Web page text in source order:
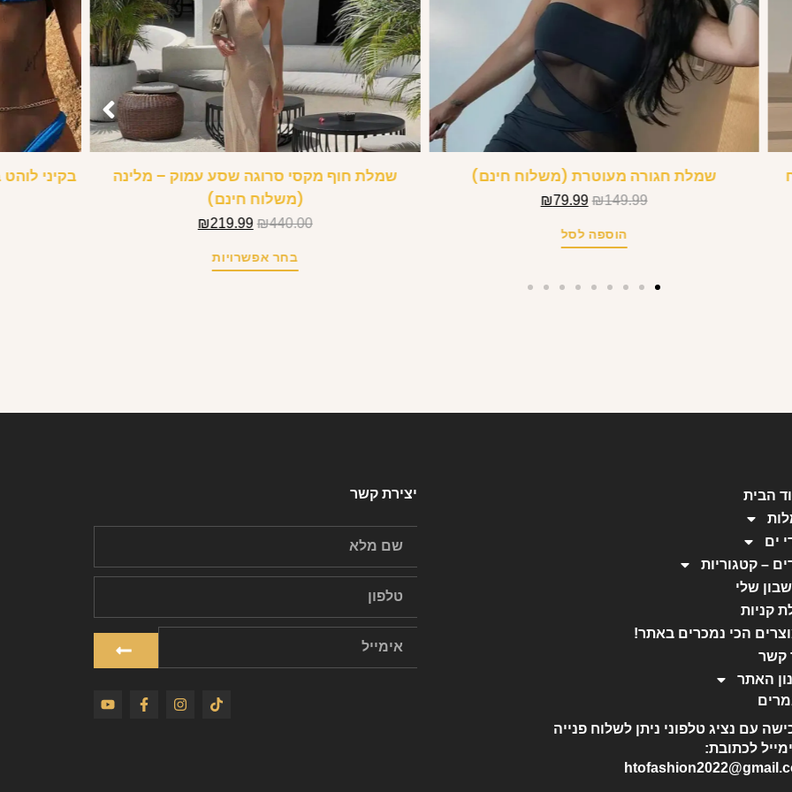
שמלת חגורה מעוטרת (משלוח חינם)
₪149.99
₪79.99
הוספה לסל
שמלת חוף מקסי סרוגה שסע עמוק – מלינה
(משלוח חינם)
₪440.00
₪219.99
בחר אפשרויות
בקיני
הבית
ים
– קטגוריות
שלי
קניות
הכי נמכרים באתר!
קשר
האתר
עם נציג טלפוני ניתן לשלוח פנייה
לכתובת:
יצירת קשר